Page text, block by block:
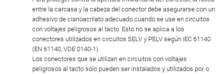
entre la carcasa y la cabeza del conector debe asegurarse con un
adhesivo de cianoacrilato adecuado cuando se use en circuitos
con voltajes peligrosos al tacto. Esto no se aplica a los
conectores utilizados en circuitos SELV y PELV según IEC 61140
(EN 61140, VDE 0140-1).
Los conectores que se utilizan en circuitos con voltajes
peligrosos al tacto sólo pueden ser instalados y utilizados por, o